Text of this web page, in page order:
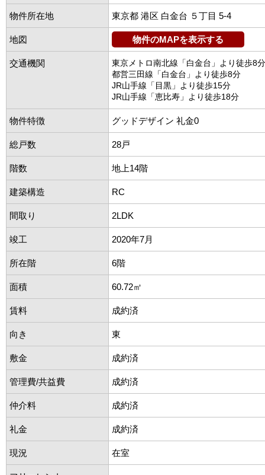
物件所在地 東京都 港区 白金台 ５丁目 5-4
地図 物件のMAPを表示する
交通機関
東京メトロ南北線「白金台」より徒歩8分
都営三田線「白金台」より徒歩8分
JR山手線「目黒」より徒歩15分
JR山手線「恵比寿」より徒歩18分
物件特徴 グッドデザイン 礼金0
総戸数 28戸
階数 地上14階
建築構造 RC
間取り 2LDK
竣工 2020年7月
所在階 6階
面積 60.72㎡
賃料 成約済
向き 東
敷金 成約済
管理費/共益費 成約済
仲介料 成約済
礼金 成約済
現況 在室